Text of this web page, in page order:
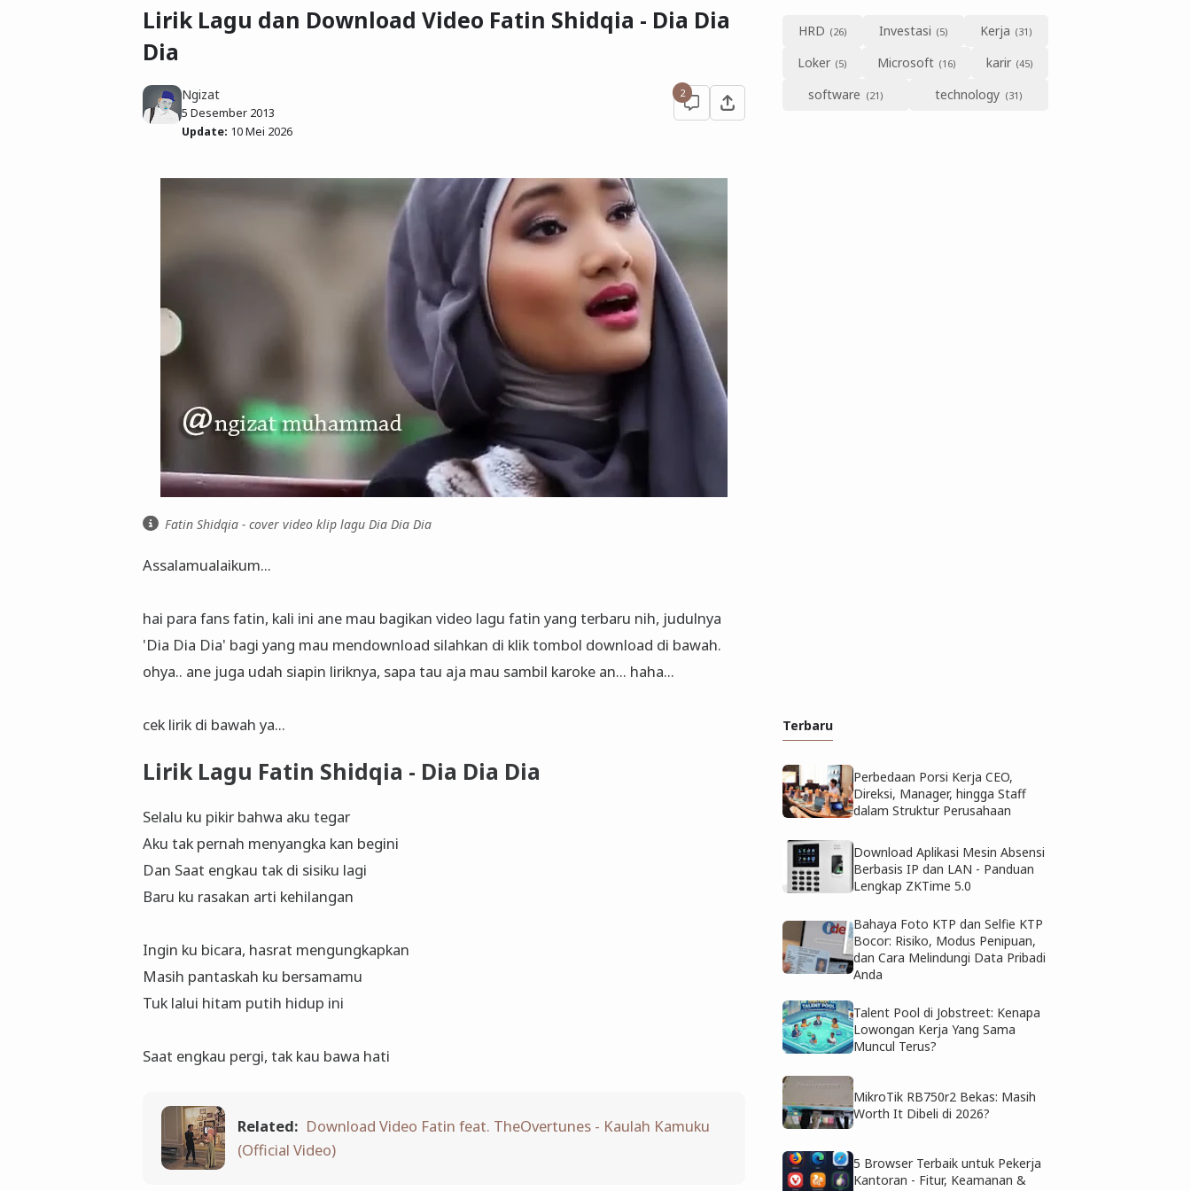
Lirik Lagu dan Download Video Fatin Shidqia - Dia Dia
Dia
Ngizat
5 Desember 2013
Update: 10 Mei 2026
2
Fatin Shidqia - cover video klip lagu Dia Dia Dia
Assalamualaikum...
hai para fans fatin, kali ini ane mau bagikan video lagu fatin yang terbaru nih, judulnya
'Dia Dia Dia' bagi yang mau mendownload silahkan di klik tombol download di bawah.
ohya.. ane juga udah siapin liriknya, sapa tau aja mau sambil karoke an... haha...
cek lirik di bawah ya...
Lirik Lagu Fatin Shidqia - Dia Dia Dia
Selalu ku pikir bahwa aku tegar
Aku tak pernah menyangka kan begini
Dan Saat engkau tak di sisiku lagi
Baru ku rasakan arti kehilangan
Ingin ku bicara, hasrat mengungkapkan
Masih pantaskah ku bersamamu
Tuk lalui hitam putih hidup ini
Saat engkau pergi, tak kau bawa hati
Related: Download Video Fatin feat. TheOvertunes - Kaulah Kamuku
(Official Video)
HRD Investasi
Kerja
Loker
Microsoft
karir
software
technology
Terbaru
Perbedaan Porsi Kerja CEO,
Direksi, Manager, hingga Staff
dalam Struktur Perusahaan
Download Aplikasi Mesin Absensi
Berbasis IP dan LAN - Panduan
Lengkap ZKTime 5.0
Bahaya Foto KTP dan Selfie KTP
Bocor: Risiko, Modus Penipuan,
dan Cara Melindungi Data Pribadi
Anda
Talent Pool di Jobstreet: Kenapa
Lowongan Kerja Yang Sama
Muncul Terus?
MikroTik RB750r2 Bekas: Masih
Worth It Dibeli di 2026?
5 Browser Terbaik untuk Pekerja
Kantoran - Fitur, Keamanan &